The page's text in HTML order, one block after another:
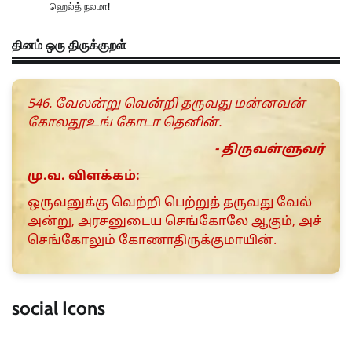
ஹெல்த் நலமா!
தினம் ஒரு திருக்குறள்
546. வேலன்று வென்றி தருவது மன்னவன்
கோலதூஉங் கோடா தெனின்.
- திருவள்ளுவர்
மு.வ. விளக்கம்:
ஒருவனுக்கு வெற்றி பெற்றுத் தருவது வேல்
அன்று, அரசனுடைய செங்கோலே ஆகும், அச்
செங்கோலும் கோணாதிருக்குமாயின்.
social Icons